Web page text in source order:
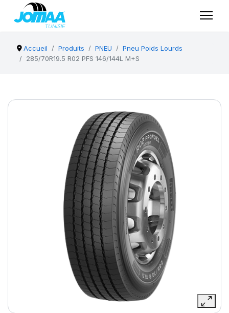
Accueil Produits PNEU
Pneu Poids Lourds
285/70R19.5 R02 PFS 146/144L M+S